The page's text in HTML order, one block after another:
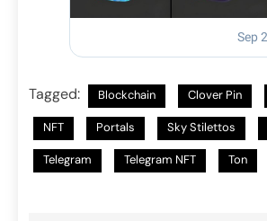
Tagged: Blockchain Clover Pin
NFT Portals Sky Stilettos
Telegram Telegram NFT Ton